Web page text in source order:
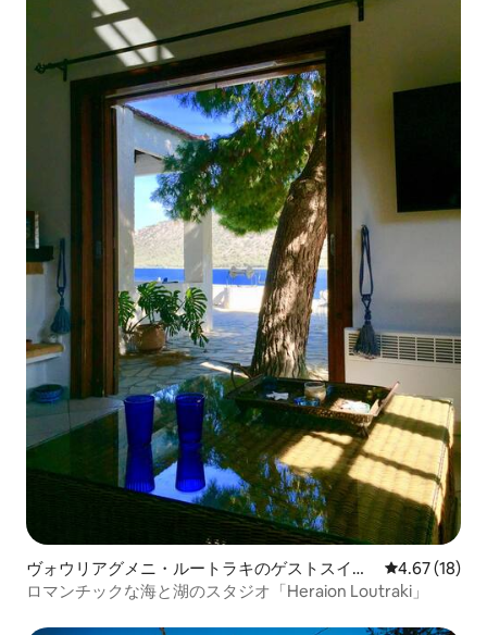
ヴォウリアグメニ・ルートラキのゲストスイー
ト
レビュー18
4.67 (18)
ロマンチックな海と湖のスタジオ「Heraion Loutraki」